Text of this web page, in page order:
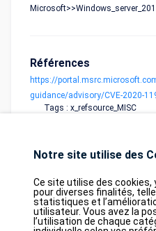
Références
https://
guidance/advisory/CVE-2020-
Tags : x_refsource_MISC
Database
Partners
GDPR Contact
Notre site utilise des
Ce site utilise des
pour diverses finalités,
statistiques et
utilisateur. Vous avez la
l’utilisation de chaque